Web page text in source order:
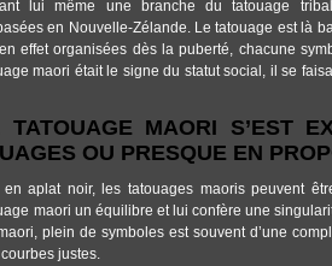
lui même une branche du tatouage
en Nouvelle-Zélande. Le tatouage est là
effet organisées dès la puberté, chacune
maori était le signe du statut social, il se
TATOUAGE MAORI S’EST
OU PRESQUE EN
aplat noir, les tatouages maoris peuvent
maori un équilibre et lui confère une
plein de symboles est souvent d’une
justes.